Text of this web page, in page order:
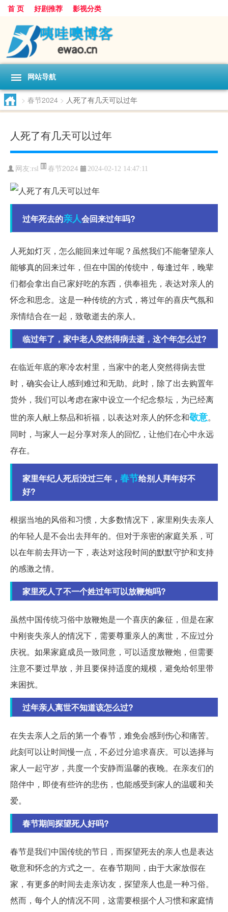
首 页 好剧推荐 影视分类
网站导航
> 春节2024 > 人死了有几天可以过年
人死了有几天可以过年
网友:rsl 春节2024 2024-02-12 14:47:11
过年死去的亲人会回来过年吗?
人死如灯灭，怎么能回来过年呢？虽然我们不能奢望亲人
能够真的回来过年，但在中国的传统中，每逢过年，晚辈
们都会拿出自己家好吃的东西，供奉祖先，表达对亲人的
怀念和思念。这是一种传统的方式，将过年的喜庆气氛和
亲情结合在一起，致敬逝去的亲人。
临过年了，家中老人突然得病去逝，这个年怎么过?
在临近年底的寒冷农村里，当家中的老人突然得病去世
时，确实会让人感到难过和无助。此时，除了出去购置年
货外，我们可以考虑在家中设立一个纪念祭坛，为已经离
世的亲人献上祭品和祈福，以表达对亲人的怀念和敬意。
同时，与家人一起分享对亲人的回忆，让他们在心中永远
存在。
家里年纪人死后没过三年， 春节给别人拜年好不
好?
根据当地的风俗和习惯，大多数情况下，家里刚失去亲人
的年轻人是不会出去拜年的。但对于亲密的家庭关系，可
以在年前去拜访一下，表达对这段时间的默默守护和支持
的感激之情。
家里死人了不一个姓过年可以放鞭炮吗?
虽然中国传统习俗中放鞭炮是一个喜庆的象征，但是在家
中刚丧失亲人的情况下，需要尊重亲人的离世，不应过分
庆祝。如果家庭成员一致同意，可以适度放鞭炮，但需要
注意不要过早放，并且要保持适度的规模，避免给邻里带
来困扰。
过年亲人离世不知道该怎么过?
在失去亲人之后的第一个春节，难免会感到伤心和痛苦。
此刻可以让时间慢一点，不必过分追求喜庆。可以选择与
家人一起守岁，共度一个安静而温馨的夜晚。在亲友们的
陪伴中，即使有些许的悲伤，也能感受到家人的温暖和关
爱。
春节期间探望死人好吗?
春节是我们中国传统的节日，而探望死去的亲人也是表达
敬意和怀念的方式之一。在春节期间，由于大家放假在
家，有更多的时间去走亲访友，探望亲人也是一种习俗。
然而，每个人的情况不同，这需要根据个人习惯和家庭情